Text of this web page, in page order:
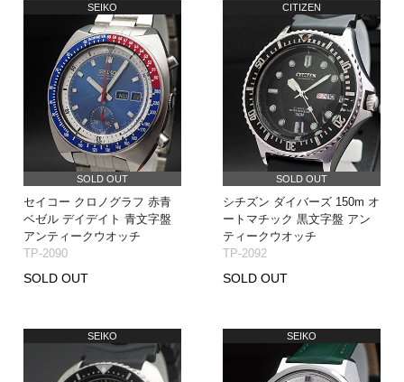
SEIKO
SOLD OUT
セイコー クロノグラフ 赤青
ベゼル デイデイト 青文字盤
アンティークウオッチ
TP-2090
SOLD OUT
CITIZEN
SOLD OUT
シチズン ダイバーズ 150m オ
ートマチック 黒文字盤 アン
ティークウオッチ
TP-2092
SOLD OUT
SEIKO SEIKO